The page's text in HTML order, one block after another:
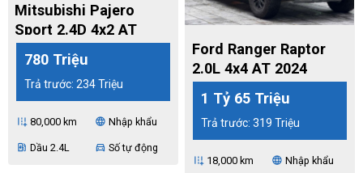
Mitsubishi Pajero
Sport 2.4D 4x2 AT
780 Triệu
Trả trước: 234 Triệu
add_road 80,000 km language Nhập khẩu
ev_station Dầu 2.4L directions_car Số tự động
Ford Ranger Raptor
2.0L 4x4 AT 2024
1 Tỷ 65 Triệu
Trả trước: 319 Triệu
add_road 18,000 km language Nhập khẩu